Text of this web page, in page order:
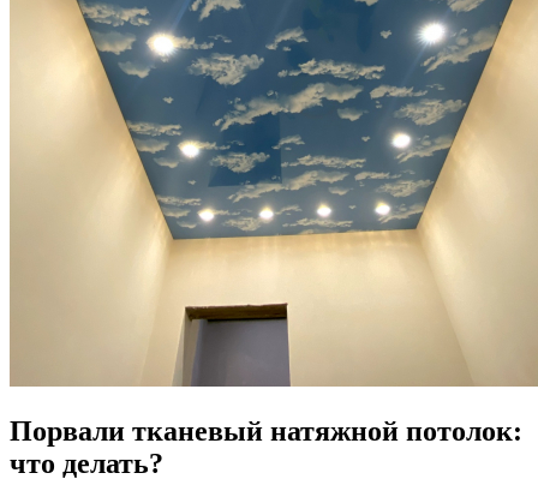
Порвали тканевый натяжной потолок:
что делать?